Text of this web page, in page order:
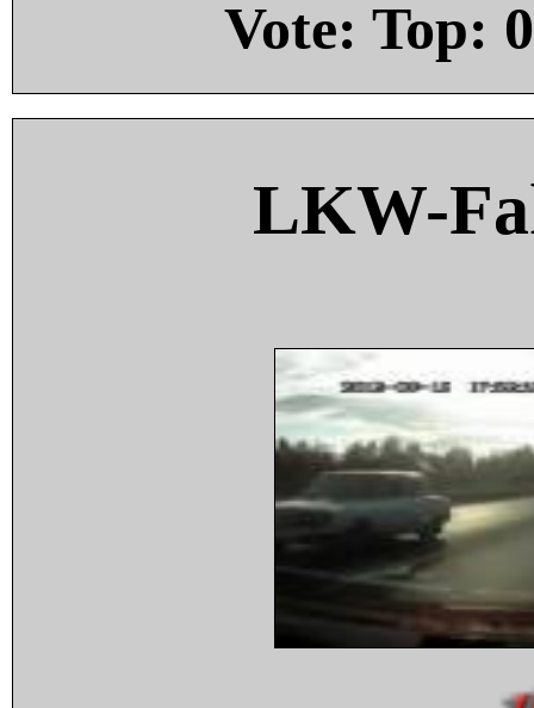
Vote: Top: 0
LKW-